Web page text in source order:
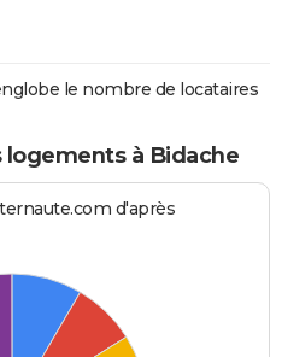
le nombre de locataires
à Bidache
d'après